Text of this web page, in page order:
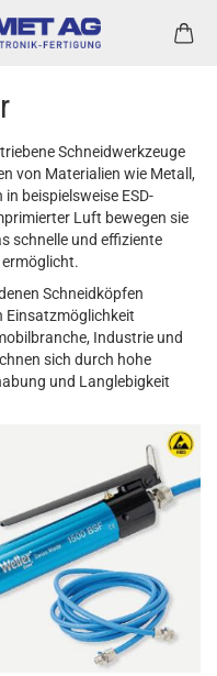
Schneidwerkzeuge
von Materialien wie Metall,
beispielsweise ESD-
Luft bewegen sie
schnelle und effiziente
Schneidköpfen
Einsatzmöglichkeit
Industrie und
sich durch hohe
und Langlebigkeit